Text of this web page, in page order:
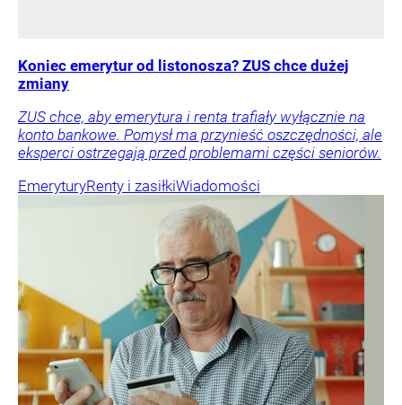
Koniec emerytur od listonosza? ZUS chce dużej
zmiany
ZUS chce, aby emerytura i renta trafiały wyłącznie na
konto bankowe. Pomysł ma przynieść oszczędności, ale
eksperci ostrzegają przed problemami części seniorów.
EmeryturyRenty i zasiłkiWiadomości